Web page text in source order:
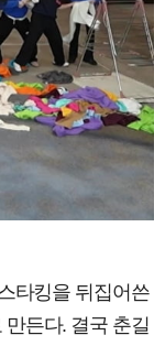
타킹을 뒤집어쓴
든다. 결국 춘길